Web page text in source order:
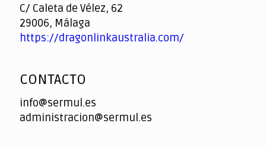
C/ Caleta de Vélez, 62
29006, Málaga
https://dragonlinkaustralia.com/
CONTACTO
info@sermul.es
administracion@sermul.es